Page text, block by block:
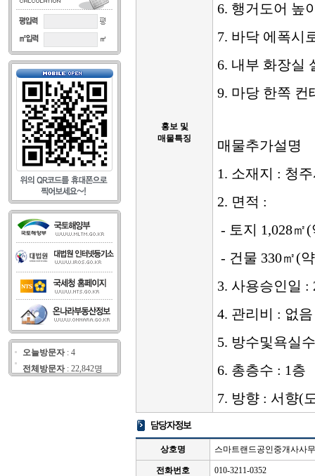
오늘방문자 : 4
전체방문자: 22,842명
홍보 및
매물특징
6. 행거도어 높
7. 바닥 에폭시
6. 내부 화장실
9. 마당 한쪽 컨
매물추가설명
1. 소재지 : 청
2. 면적 :
- 토지 1,028㎡
- 건물 330㎡(
3. 사용승인일 :
4. 관리비 : 없음
5. 방수및욕실
6. 총층수 : 1층
7. 방향 : 서향(
상호명 스마트랜드공인중개사사
전화번호 010-3211-0352